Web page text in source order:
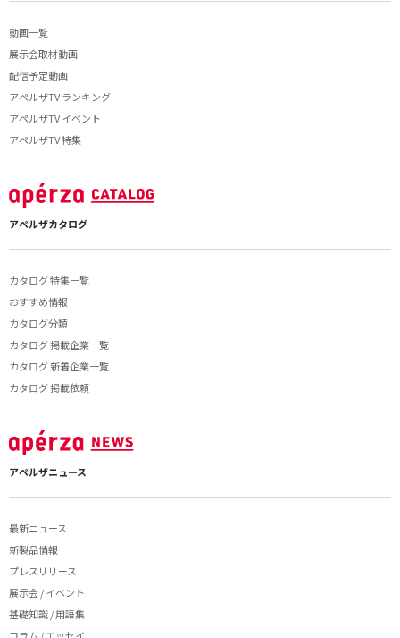
動画一覧
展示会取材動画
配信予定動画
アペルザTV ランキング
アペルザTV イベント
アペルザTV 特集
アペルザカタログ
カタログ 特集一覧
おすすめ情報
カタログ分類
カタログ 掲載企業一覧
カタログ 新着企業一覧
カタログ 掲載依頼
アペルザニュース
最新ニュース
新製品情報
プレスリリース
展示会 / イベント
基礎知識 / 用語集